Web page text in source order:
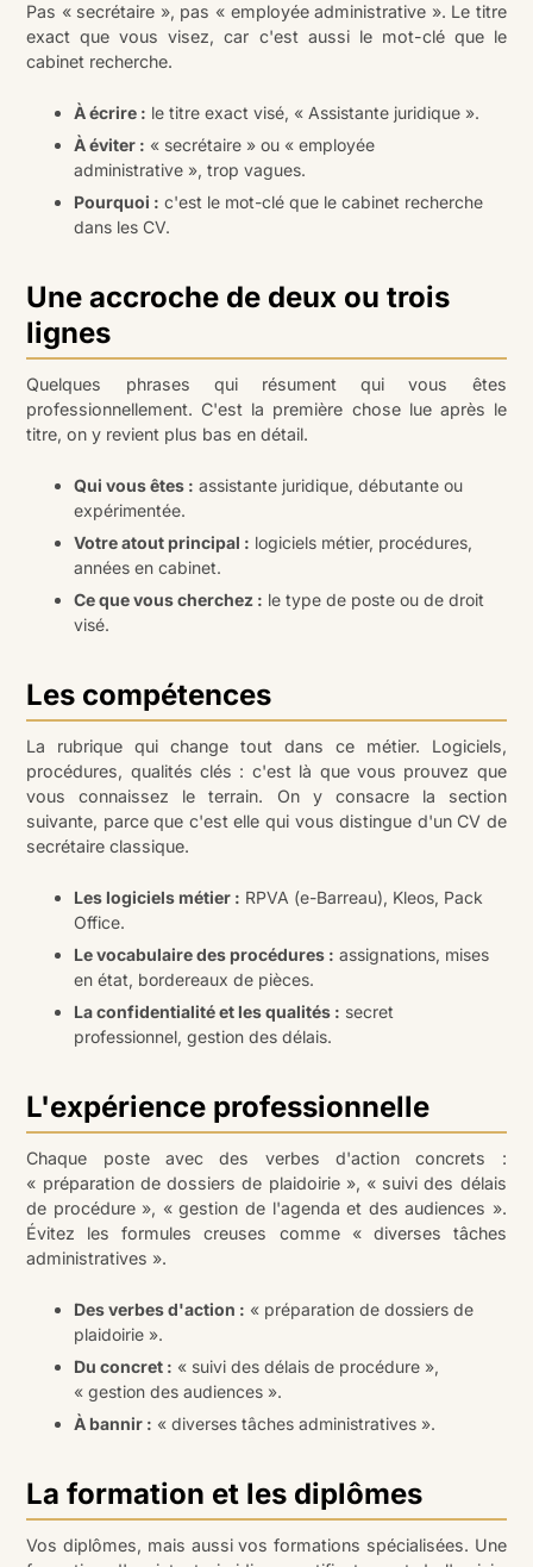
Pas « secrétaire », pas « employée administrative ». Le titre
exact que vous visez, car c'est aussi le mot-clé que le
cabinet recherche.
À écrire : le titre exact visé, « Assistante juridique ».
À éviter : « secrétaire » ou « employée
administrative », trop vagues.
Pourquoi : c'est le mot-clé que le cabinet recherche
dans les CV.
Une accroche de deux ou trois
lignes
Quelques phrases qui résument qui vous êtes
professionnellement. C'est la première chose lue après le
titre, on y revient plus bas en détail.
Qui vous êtes : assistante juridique, débutante ou
expérimentée.
Votre atout principal : logiciels métier, procédures,
années en cabinet.
Ce que vous cherchez : le type de poste ou de droit
visé.
Les compétences
La rubrique qui change tout dans ce métier. Logiciels,
procédures, qualités clés : c'est là que vous prouvez que
vous connaissez le terrain. On y consacre la section
suivante, parce que c'est elle qui vous distingue d'un CV de
secrétaire classique.
Les logiciels métier : RPVA (e-Barreau), Kleos, Pack
Office.
Le vocabulaire des procédures : assignations, mises
en état, bordereaux de pièces.
La confidentialité et les qualités : secret
professionnel, gestion des délais.
L'expérience professionnelle
Chaque poste avec des verbes d'action concrets :
« préparation de dossiers de plaidoirie », « suivi des délais
de procédure », « gestion de l'agenda et des audiences ».
Évitez les formules creuses comme « diverses tâches
administratives ».
Des verbes d'action : « préparation de dossiers de
plaidoirie ».
Du concret : « suivi des délais de procédure »,
« gestion des audiences ».
À bannir : « diverses tâches administratives ».
La formation et les diplômes
Vos diplômes, mais aussi vos formations spécialisées. Une